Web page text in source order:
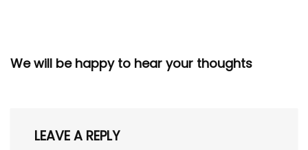
We will be happy to hear your thoughts
LEAVE A REPLY